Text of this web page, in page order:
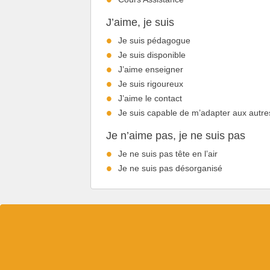
J’aime, je suis
Je suis pédagogue
Je suis disponible
J’aime enseigner
Je suis rigoureux
J’aime le contact
Je suis capable de m’adapter aux
Je n’aime pas, je ne suis pas
Je ne suis pas tête en l’air
Je ne suis pas désorganisé